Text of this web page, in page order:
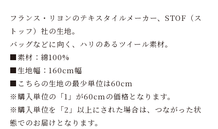
フランス・リヨンのテキスタイルメーカー、STOF（ス
トッフ）社の生地。
バッグなどに向く、ハリのあるツイール素材。
■素材：綿100%
■生地幅：160cm幅
■こちらの生地の最少単位は60cm
※購入単位の「1」が60cmの価格となります。
※購入単位を「2」以上にされた場合は、つながった状
態でのお届けとなります。